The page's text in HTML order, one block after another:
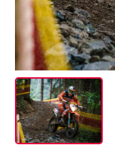
Alle anzeigen